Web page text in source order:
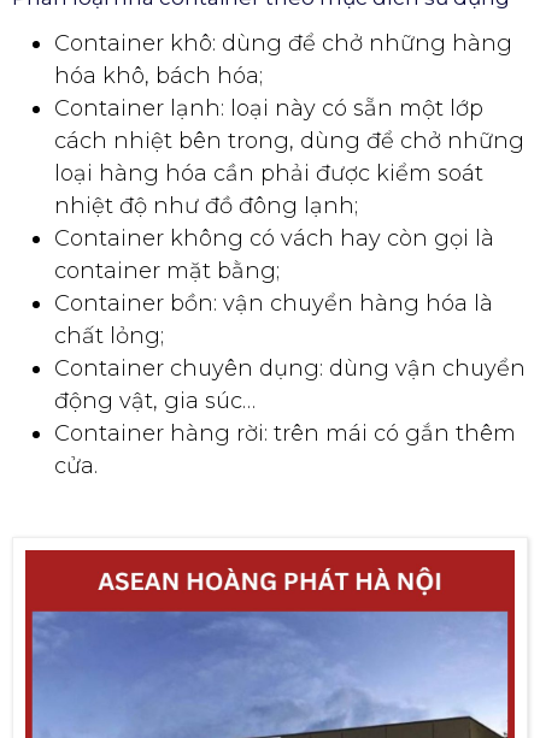
Container khô: dùng để chở những hàng
hóa khô, bách hóa;
Container lạnh: loại này có sẵn một lớp
cách nhiệt bên trong, dùng để chở những
loại hàng hóa cần phải được kiểm soát
nhiệt độ như đồ đông lạnh;
Container không có vách hay còn gọi là
container mặt bằng;
Container bồn: vận chuyển hàng hóa là
chất lỏng;
Container chuyên dụng: dùng vận chuyển
động vật, gia súc…
Container hàng rời: trên mái có gắn thêm
cửa.